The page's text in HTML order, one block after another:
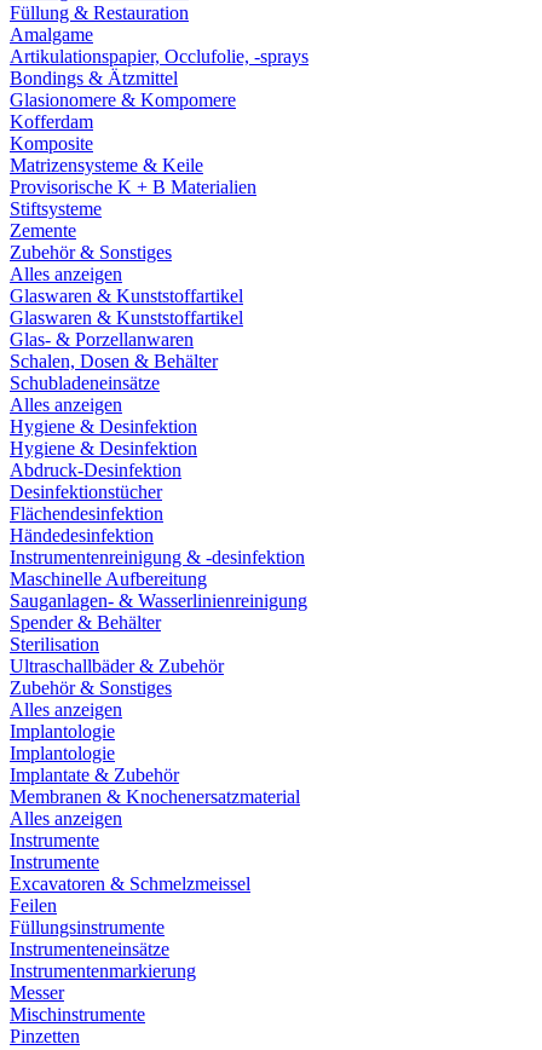
Füllung & Restauration
Amalgame
Artikulationspapier, Occlufolie, -sprays
Bondings & Ätzmittel
Glasionomere & Kompomere
Kofferdam
Komposite
Matrizensysteme & Keile
Provisorische K + B Materialien
Stiftsysteme
Zemente
Zubehör & Sonstiges
Alles anzeigen
Glaswaren & Kunststoffartikel
Glaswaren & Kunststoffartikel
Glas- & Porzellanwaren
Schalen, Dosen & Behälter
Schubladeneinsätze
Alles anzeigen
Hygiene & Desinfektion
Hygiene & Desinfektion
Abdruck-Desinfektion
Desinfektionstücher
Flächendesinfektion
Händedesinfektion
Instrumentenreinigung & -desinfektion
Maschinelle Aufbereitung
Sauganlagen- & Wasserlinienreinigung
Spender & Behälter
Sterilisation
Ultraschallbäder & Zubehör
Zubehör & Sonstiges
Alles anzeigen
Implantologie
Implantologie
Implantate & Zubehör
Membranen & Knochenersatzmaterial
Alles anzeigen
Instrumente
Instrumente
Excavatoren & Schmelzmeissel
Feilen
Füllungsinstrumente
Instrumenteneinsätze
Instrumentenmarkierung
Messer
Mischinstrumente
Pinzetten